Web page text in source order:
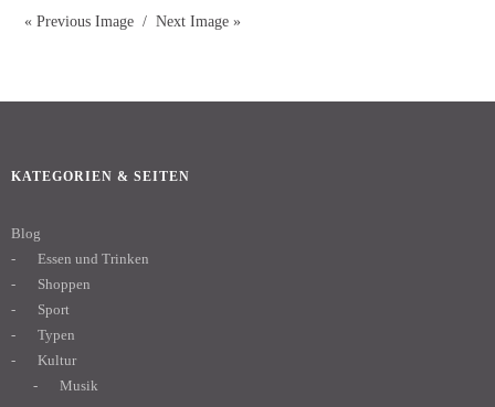
« Previous Image Next Image »
KATEGORIEN & SEITEN
Blog
Essen und Trinken
Shoppen
Sport
Typen
Kultur
Musik